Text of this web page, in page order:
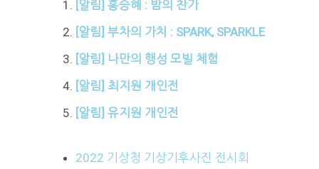
[알림] 홍승혜 : 밤의 찬가
[알림] 부차의 가치 : SPARK, SPARKLE
[알림] 나만의 행성 모빌 체험
[알림] 최지원 개인전
[알림] 유지원 개인전
2022 기상청 기상기후사진 전시회